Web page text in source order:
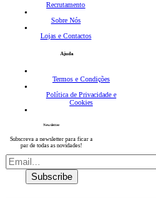
Recrutamento
Sobre Nós
Lojas e Contactos
Ajuda
Termos e Condições
Política de Privacidade e
Cookies
Newsletter
Subscreva a newsletter para ficar a
par de todas as novidades!